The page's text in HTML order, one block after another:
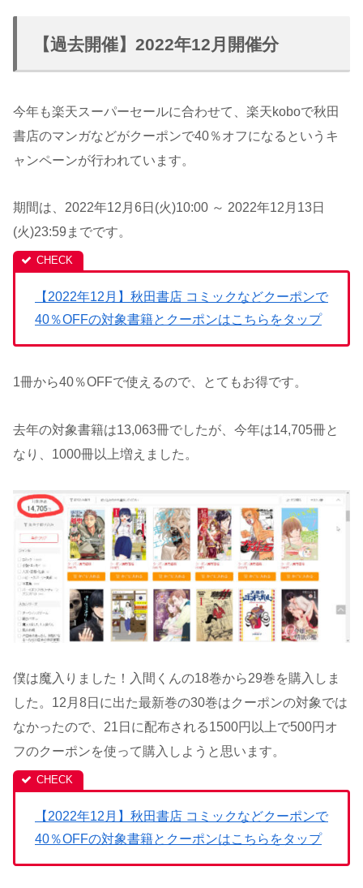
【過去開催】2022年12月開催分
今年も楽天スーパーセールに合わせて、楽天koboで秋田
書店のマンガなどがクーポンで40％オフになるというキ
ャンペーンが行われています。
期間は、2022年12月6日(火)10:00 ～ 2022年12月13日
(火)23:59までです。
【2022年12月】秋田書店 コミックなどクーポンで
40％OFFの対象書籍とクーポンはこちらをタップ
1冊から40％OFFで使えるので、とてもお得です。
去年の対象書籍は13,063冊でしたが、今年は14,705冊と
なり、1000冊以上増えました。
僕は魔入りました！入間くんの18巻から29巻を購入しま
した。12月8日に出た最新巻の30巻はクーポンの対象では
なかったので、21日に配布される1500円以上で500円オ
フのクーポンを使って購入しようと思います。
【2022年12月】秋田書店 コミックなどクーポンで
40％OFFの対象書籍とクーポンはこちらをタップ